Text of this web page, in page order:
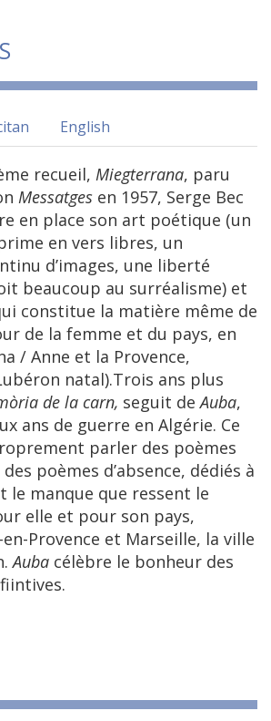
English
recueil, Miegterrana, paru
Messatges en 1957, Serge Bec
en place son art poétique (un
en vers libres, un
d’images, une liberté
beaucoup au surréalisme) et
constitue la matière même de
de la femme et du pays, en
/ Anne et la Provence,
natal).Trois ans plus
de la carn, seguit de Auba,
ans de guerre en Algérie. Ce
parler des poèmes
poèmes d’absence, dédiés à
le manque que ressent le
elle et pour son pays,
Provence et Marseille, la ville
Auba célèbre le bonheur des